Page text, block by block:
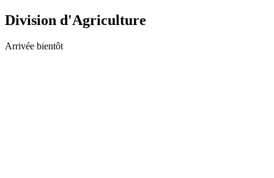
Division d'Agriculture
Arrivée bientôt